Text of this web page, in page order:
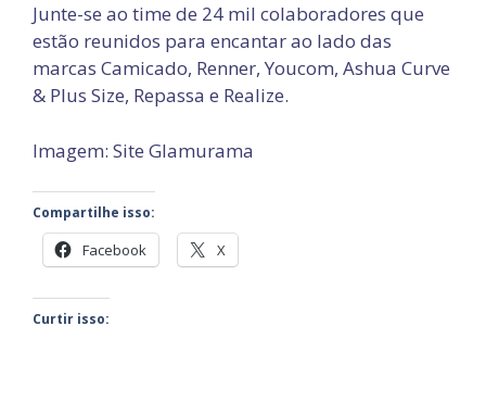
Junte-se ao time de 24 mil colaboradores que
estão reunidos para encantar ao lado das
marcas Camicado, Renner, Youcom, Ashua Curve
& Plus Size, Repassa e Realize.
Imagem: Site Glamurama
Compartilhe isso:
Facebook X
Curtir isso: